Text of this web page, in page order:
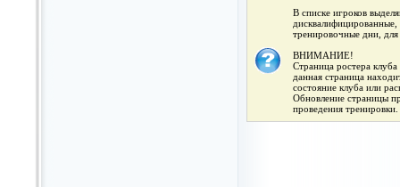
В списке игроков
тренировочные дни,
ВНИМАНИЕ!
Страница ростера
данная страница
состояние клуба или
Обновление страницы
проведения тренировки.